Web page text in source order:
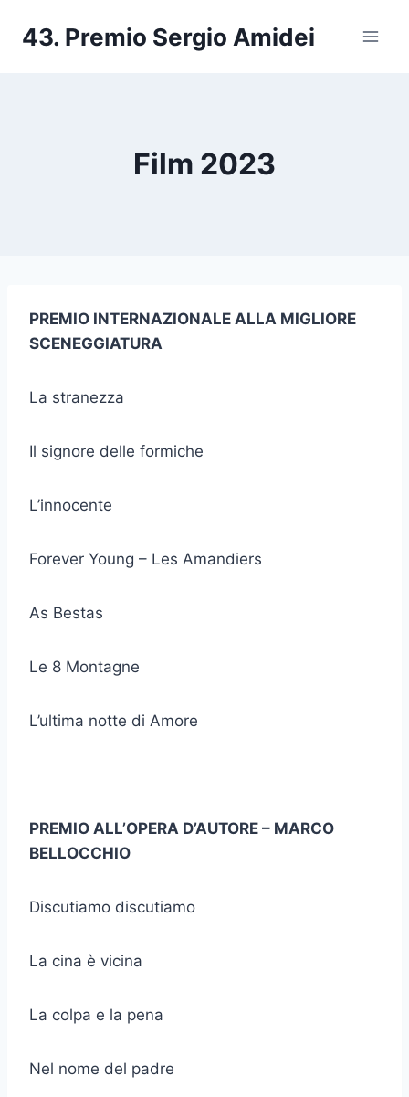
43. Premio Sergio Amidei
Film 2023
PREMIO INTERNAZIONALE ALLA MIGLIORE
SCENEGGIATURA
La stranezza
Il signore delle formiche
L’innocente
Forever Young – Les Amandiers
As Bestas
Le 8 Montagne
L’ultima notte di Amore
PREMIO ALL’OPERA D’AUTORE – MARCO
BELLOCCHIO
Discutiamo discutiamo
La cina è vicina
La colpa e la pena
Nel nome del padre